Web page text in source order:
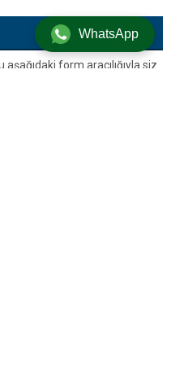
form aracılığıyla siz
WhatsApp